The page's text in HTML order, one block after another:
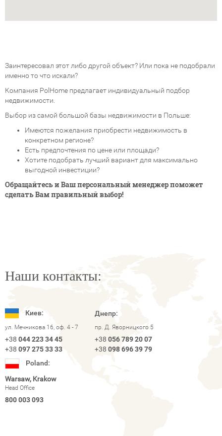
Заинтересовал этот либо другой объект? Или пока не подобрали
именно то что искали?
Компания PolHome предлагает индивидуальный подбор
недвижимости.
Выбор из самой большой базы недвижимости в Польше:
Имеются пожелания приобрести недвижимость в
конкретном регионе?
Есть предпочтения по цене или площади?
Хотите подобрать лучший вариант для максимально
выгодной инвестиции?
Обращайтесь и Ваш персональный менеджер поможет
сделать Вам правильный выбор!
Наши контакты:
Киев:
ул. Мечникова 16, оф. 4 - 7
+38 044 223 34 45
+38 097 275 33 33
Днепр:
пр. Д. Яворницкого 5
+38 056 789 20 07
+38 098 696 39 79
Poland:
Warsaw, Krakow
Head Office
800 003 093